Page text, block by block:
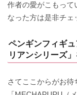
作者の愛がこもって
なった方は是非チ
ペンギンフィギ
リアンシリーズ
さてここからがお